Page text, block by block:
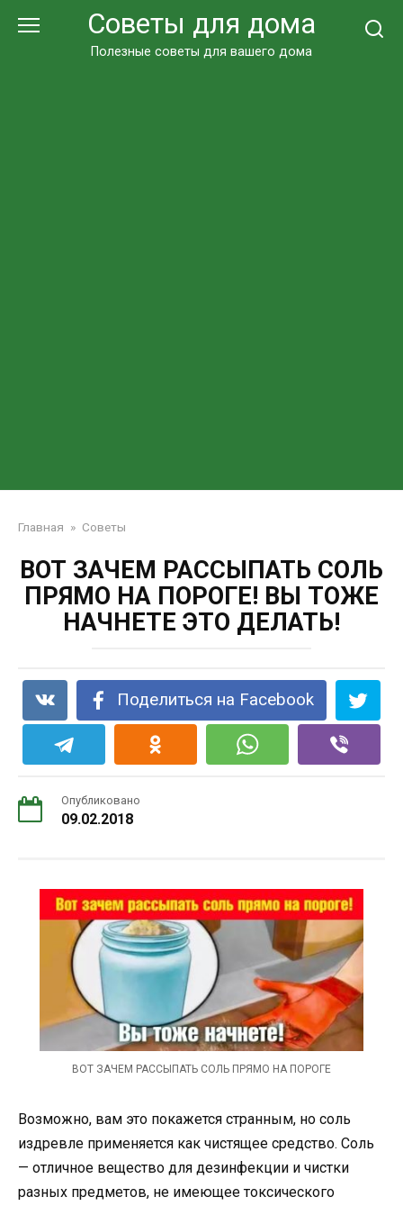
Советы для дома
Полезные советы для вашего дома
Главная » Советы
ВОТ ЗАЧЕМ РАССЫПАТЬ СОЛЬ
ПРЯМО НА ПОРОГЕ! ВЫ ТОЖЕ
НАЧНЕТЕ ЭТО ДЕЛАТЬ!
Поделиться на Facebook
Опубликовано
09.02.2018
ВОТ ЗАЧЕМ РАССЫПАТЬ СОЛЬ ПРЯМО НА ПОРОГЕ
Возможно, вам это покажется странным, но соль
издревле применяется как чистящее средство. Соль
— отличное вещество для дезинфекции и чистки
разных предметов, не имеющее токсического